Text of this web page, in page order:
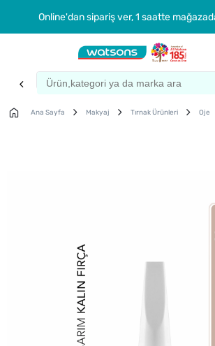
Online'dan sipariş ver, 1 saatte
Ana Sayfa Makyaj Tırnak Ürünleri Oje